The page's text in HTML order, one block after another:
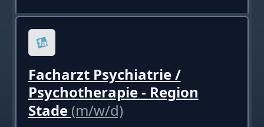
Facharzt Psychiatrie /
Psychotherapie - Region
Stade (m/w/d)